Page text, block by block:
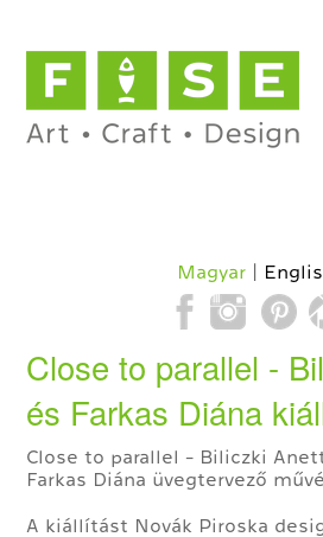
Magyar
Close to parallel -
és Farkas Diána
Close to parallel - Biliczki
Farkas Diána üvegtervező
A kiállítást Novák Piroska